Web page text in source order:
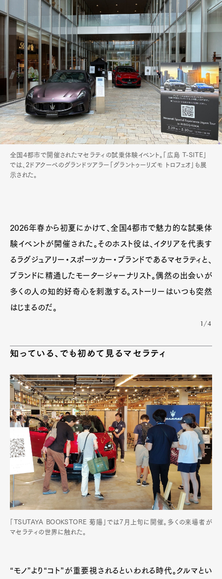
全国4都市で開催されたマセラティの試乗体験イベント。「広島 T-SITE」
では、2ドアクーペのグランドツアラー「グラントゥーリズモ トロフェオ」も展
示された。
2026年春から初夏にかけて、全国4都市で魅力的な試乗体
験イベントが開催された。そのホスト役は、イタリアを代表す
るラグジュアリー・スポーツカー・ブランドであるマセラティと、
ブランドに精通したモータージャーナリスト。偶然の出会いが
多くの人の知的好奇心を刺激する。ストーリーはいつも突然
はじまるのだ。
1/4
知っている、でも初めて見るマセラティ
「TSUTAYA BOOKSTORE 菊陽」では7月上旬に開催。多くの来場者が
マセラティの世界に触れた。
“モノ”より“コト”が重要視されるといわれる時代。クルマとい